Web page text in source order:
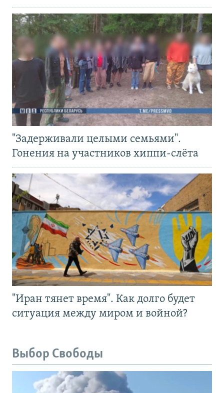
"Задерживали целыми семьями".
Гонения на участников хиппи-слёта
"Иран тянет время". Как долго будет
ситуация между миром и войной?
Выбор Свободы